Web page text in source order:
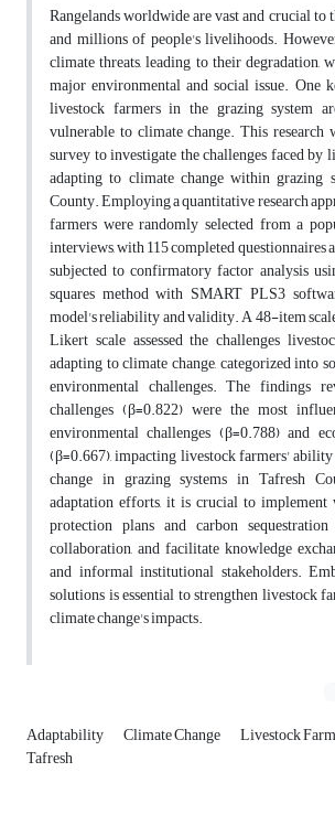
Rangelands worldwide are vast and crucial to
and millions of people's livelihoods.
climate threats, leading to their degradation,
major environmental and social issue. One
livestock farmers in the grazing system
vulnerable to climate change. This research
survey to investigate the challenges faced by
adapting to climate change within grazing
County. Employing a quantitative research
farmers were randomly selected from a
interviews, with 115 completed questionnaires
subjected to confirmatory factor analysis
squares method with SMART PLS3
model's reliability and validity. A 48-item
Likert scale assessed the challenges
adapting to climate change, categorized into
environmental challenges. The findings
challenges (β=0.822) were the most
environmental challenges (β=0.788) and
(β=0.667), impacting livestock farmers'
change in grazing systems in Tafresh
adaptation efforts, it is crucial to implement
protection plans and carbon
collaboration, and facilitate knowledge
and informal institutional stakeholders.
solutions is essential to strengthen livestock
climate change's impacts.
Adaptability Climate Change Livestock
Tafresh